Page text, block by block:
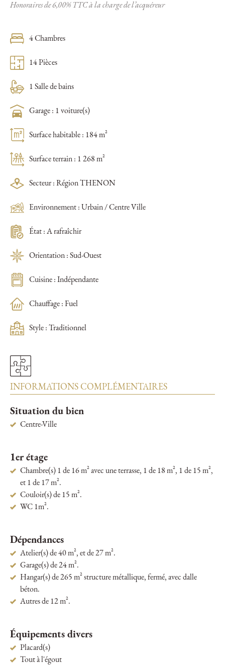
Honoraires de 6,00% TTC à la charge de l’acquéreur
4 Chambres
14 Pièces
1 Salle de bains
Garage : 1 voiture(s)
Surface habitable : 184 m²
Surface terrain : 1 268 m²
Secteur : Région THENON
Environnement : Urbain / Centre Ville
État : A rafraîchir
Orientation : Sud-Ouest
Cuisine : Indépendante
Chauffage : Fuel
Style : Traditionnel
INFORMATIONS COMPLÉMENTAIRES
Situation du bien
Centre-Ville
1er étage
Chambre(s) 1 de 16 m² avec une terrasse, 1 de 18 m², 1 de 15 m²,
et 1 de 17 m².
Couloir(s) de 15 m².
WC 1m².
Dépendances
Atelier(s) de 40 m², et de 27 m².
Garage(s) de 24 m².
Hangar(s) de 265 m² structure métallique, fermé, avec dalle
béton.
Autres de 12 m².
Équipements divers
Placard(s)
Tout à l'égout